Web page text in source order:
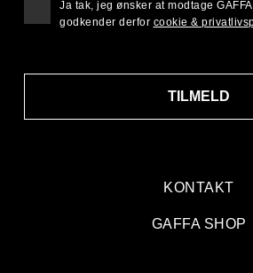
KONTAKT
GAFFA SHOP
TILMELD
Ja tak, jeg ønsker at modtage
godkender derfor cookie &